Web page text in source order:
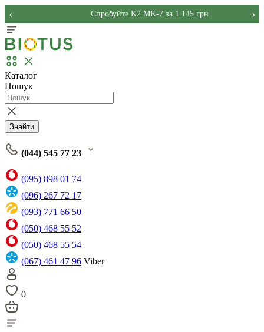
Спробуйте K2 MK-7 за 1 145 грн
‹ ›
Каталог
Пошук
Знайти
(044) 545 77 23
(095) 898 01 74
(096) 267 72 17
(093) 771 66 50
(050) 468 55 52
(050) 468 55 54
(067) 461 47 96 Viber
0